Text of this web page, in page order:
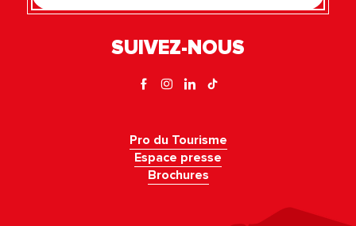
SUIVEZ-NOUS
Pro du Tourisme
Espace presse
Brochures